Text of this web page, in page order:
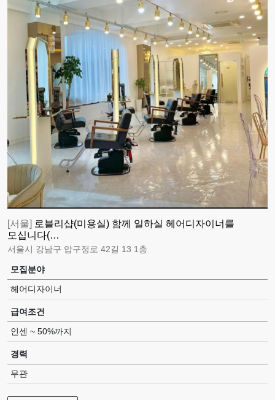
[서울]
모십니다(…
서울시 강남구 압구정로 42길 13 1층
모집분야
헤어디자이너
급여조건
인센 ~ 50%까지
경력
무관